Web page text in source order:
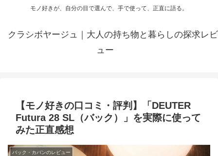
モノ好きが、自分の目で選んで、手で使って、正直に語る。
クラシボヤージュ｜大人の持ち物と暮らしの探求レビ
ュー
【モノ好きの口コミ・評判】「DEUTER
Futura 28 SL（バック）」を実際に使って
みた正直感想
バック・カバンのレビュー